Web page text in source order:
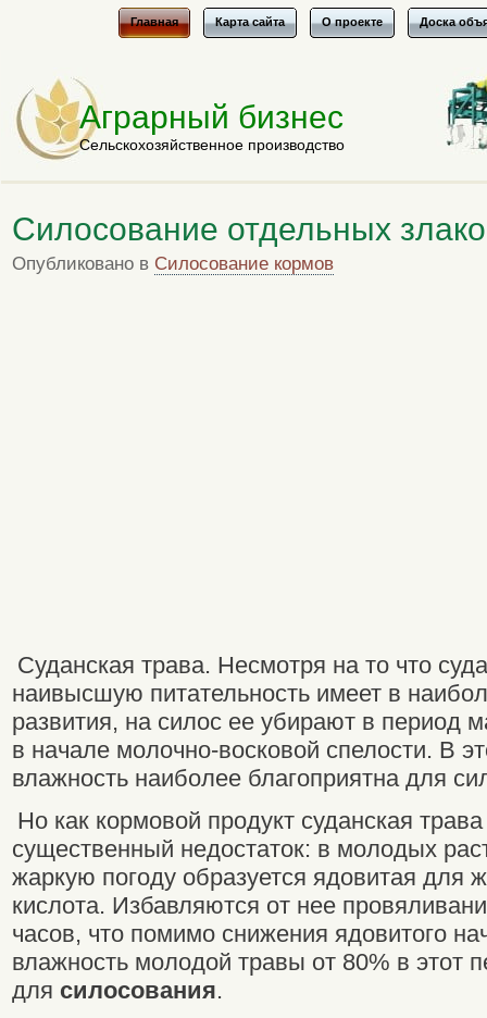
Главная Карта сайта О проекте Доска
Аграрный бизнес
Сельскохозяйственное производство
Силосование отдельных
Опубликовано в Силосование кормов
Суданская трава. Несмотря на то что
наивысшую питательность имеет в
развития, на силос ее убирают в период
в начале молочно-восковой спелости. В
влажность наиболее благоприятна для
Но как кормовой продукт суданская
существенный недостаток: в молодых
жаркую погоду образуется ядовитая для
кислота. Избавляются от нее
часов, что помимо снижения ядовитого
влажность молодой травы от 80% в этот
для силосования.